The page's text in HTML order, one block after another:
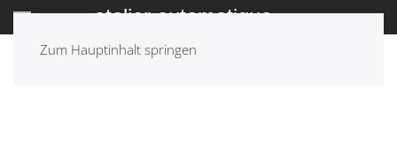
Zum Hauptinhalt springen